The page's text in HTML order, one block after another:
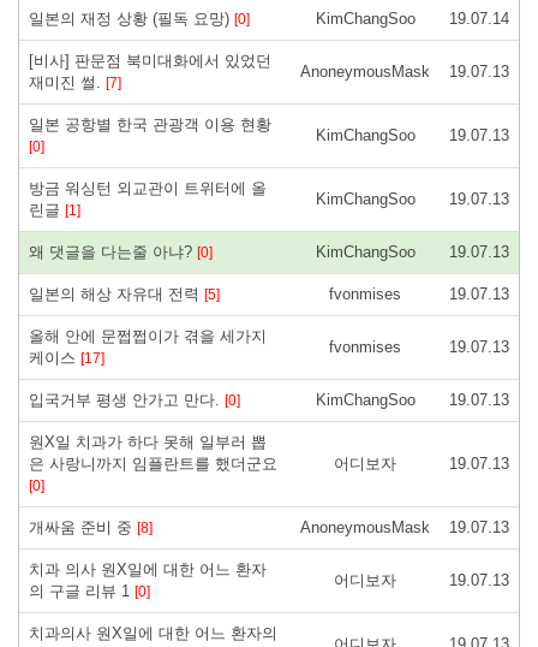
일본의 재정 상황 (필독 요망) [0] KimChangSoo 19.07.14
[비사] 판문점 북미대화에서 있었던
재미진 썰. [7]
AnoneymousMask 19.07.13
일본 공항별 한국 관광객 이용 현황
[0]
KimChangSoo 19.07.13
방금 워싱턴 외교관이 트위터에 올
린글 [1]
KimChangSoo 19.07.13
왜 댓글을 다는줄 아냐? [0] KimChangSoo 19.07.13
일본의 해상 자유대 전력 [5] fvonmises 19.07.13
올해 안에 문쩝쩝이가 겪을 세가지
케이스 [17]
fvonmises 19.07.13
입국거부 평생 안가고 만다. [0] KimChangSoo 19.07.13
원X일 치과가 하다 못해 일부러 뽑
은 사랑니까지 임플란트를 했더군요
[0]
어디보자 19.07.13
개싸움 준비 중 [8] AnoneymousMask 19.07.13
치과 의사 원X일에 대한 어느 환자
의 구글 리뷰 1 [0]
어디보자 19.07.13
치과의사 원X일에 대한 어느 환자의
어디보자 19.07.13